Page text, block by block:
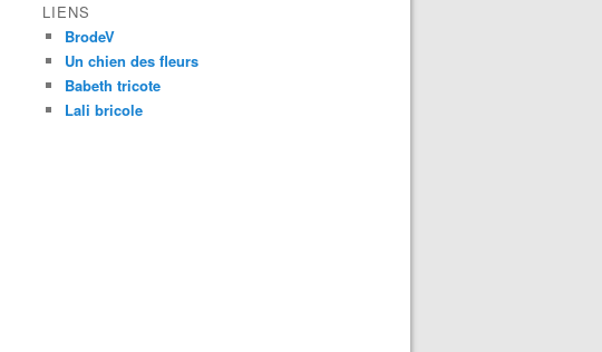
LIENS
BrodeV
Un chien des fleurs
Babeth tricote
Lali bricole